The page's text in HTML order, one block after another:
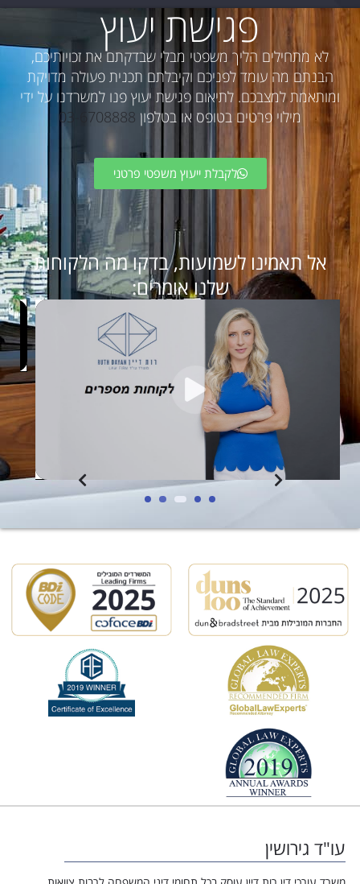
פגישת יעוץ
לא מתחילים הליך משפטי מבלי שבדקתם את זכויותיכם,
הבנתם מה עומד לפניכם וקיבלתם תכנית פעולה מדויקת
ומותאמת למצבכם. לתיאום פגישת יעוץ פנו למשרדנו על ידי
מילוי פרטים בטופס או בטלפון 03-6708888
לקבלת ייעוץ משפטי פרטני
אל תאמינו לשמועות, בדקו מה הלקוחות
שלנו אומרים:
עו"ד גירושין